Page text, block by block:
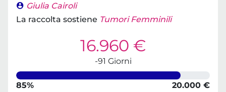
Giulia Cairoli
La raccolta sostiene Tumori Femminili
16.960 €
-91 Giorni
85%
20.000 €